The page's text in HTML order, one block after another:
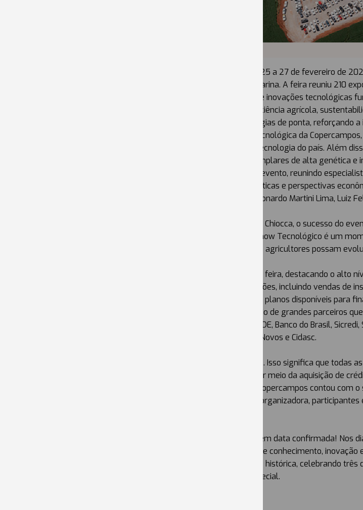
O 29º Show Tecnológico Copercampos, realizado de 25 a 27 de fevereiro de
vez, como o maior evento agropecuário de Santa Catarina. A feira reuniu 210
troca de conhecimento, negócios e a apresentação de inovações tecnológicas
A edição deste ano destacou soluções voltadas à eficiência agrícola,
insumos, máquinas e serviços apresentaram tecnologias de ponta, reforçando
Um dos grandes destaques do evento foi a Vitrine Tecnológica da
incluindo lançamentos das principais obtentoras de tecnologia do país. Além
bovinos, ovinos, caprinos e suínos, apresentando exemplares de alta genética
As palestras técnicas foram um dos pontos altos do evento, reunindo
manejo fitossanitário, biossegurança, previsões climáticas e perspectivas
Wilson de Souza Júnior, Marco Antônio dos Santos, Leonardo Martini Lima,
Para o Diretor Presidente da Copercampos Luiz Carlos Chiocca, o sucesso do
conhecimento e a valorização do produtor rural. “O Show Tecnológico é um
informações atualizadas e oportunidades para que os agricultores possam
Os expositores também celebraram os resultados da feira, destacando o alto
de bons negócios. O evento movimentou R$ 350 milhões, incluindo vendas de
expressivo, porém, os agricultores seguem avaliando planos disponíveis para
O Show Tecnológico Copercampos contou com o apoio de grandes parceiros
patrocinadores foram: Intacta i2X, Golden Harvest, BRDE, Banco do Brasil,
foram: Sescoop, Senar, Epagri, Prefeitura de Campos Novos e Cidasc.
O show de 2025 foi o primeiro evento carbono neutro. Isso significa que todas
foram devidamente quantificadas e compensadas por meio da aquisição de
Para garantir a certificação como carbono neutro, a Copercampos contou com
fontes de emissão, como o deslocamento da equipe organizadora,
A 30ª edição do Show Tecnológico Copercampos já tem data confirmada!
convidado a participar deste grande evento, repleto de conhecimento,
Marque na sua agenda e prepare-se para uma edição histórica, celebrando
Tecnológico Copercampos 2026 será ainda mais especial.